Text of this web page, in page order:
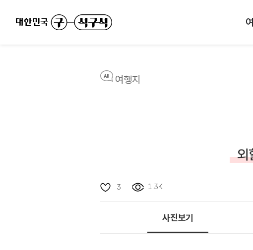
여행지
외
3 1.3K
사진보기